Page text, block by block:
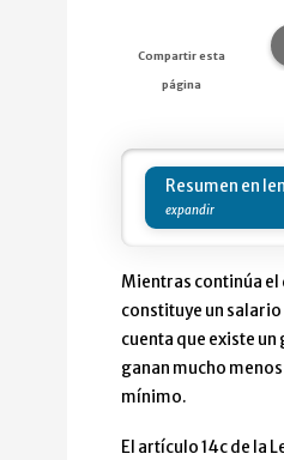
Compartir esta
página
Resumen en
Mientras continúa el
constituye un
cuenta que existe
ganan mucho
mínimo.
El artículo 14c de la